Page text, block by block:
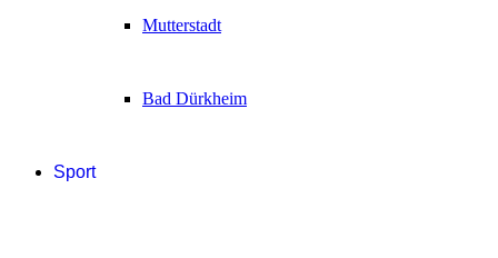
Mutterstadt
Bad Dürkheim
Sport